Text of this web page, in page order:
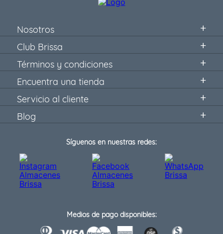
Nosotros
Club Brissa
Términos y condiciones
Encuentra una tienda
Servicio al cliente
Blog
Síguenos en nuestras redes:
Medios de pago disponibles: